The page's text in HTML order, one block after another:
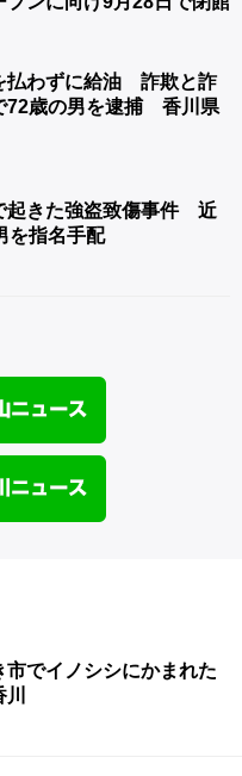
払わずに給油 詐欺と詐
72歳の男を逮捕 香川県
起きた強盗致傷事件 近
を指名手配
市でイノシシにかまれた